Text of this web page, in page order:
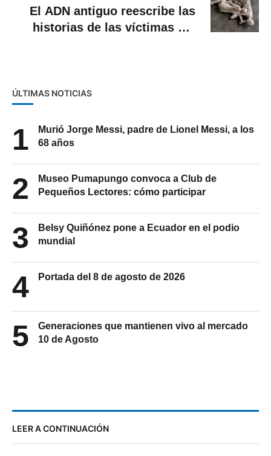
El ADN antiguo reescribe las
historias de las víctimas del
ÚLTIMAS NOTICIAS
1
Murió Jorge Messi, padre de Lionel Messi, a los
68 años
2
Museo Pumapungo convoca a Club de
Pequeños Lectores: cómo participar
3
Belsy Quiñónez pone a Ecuador en el podio
mundial
4 Portada del 8 de agosto de 2026
5
Generaciones que mantienen vivo al mercado
10 de Agosto
LEER A CONTINUACIÓN